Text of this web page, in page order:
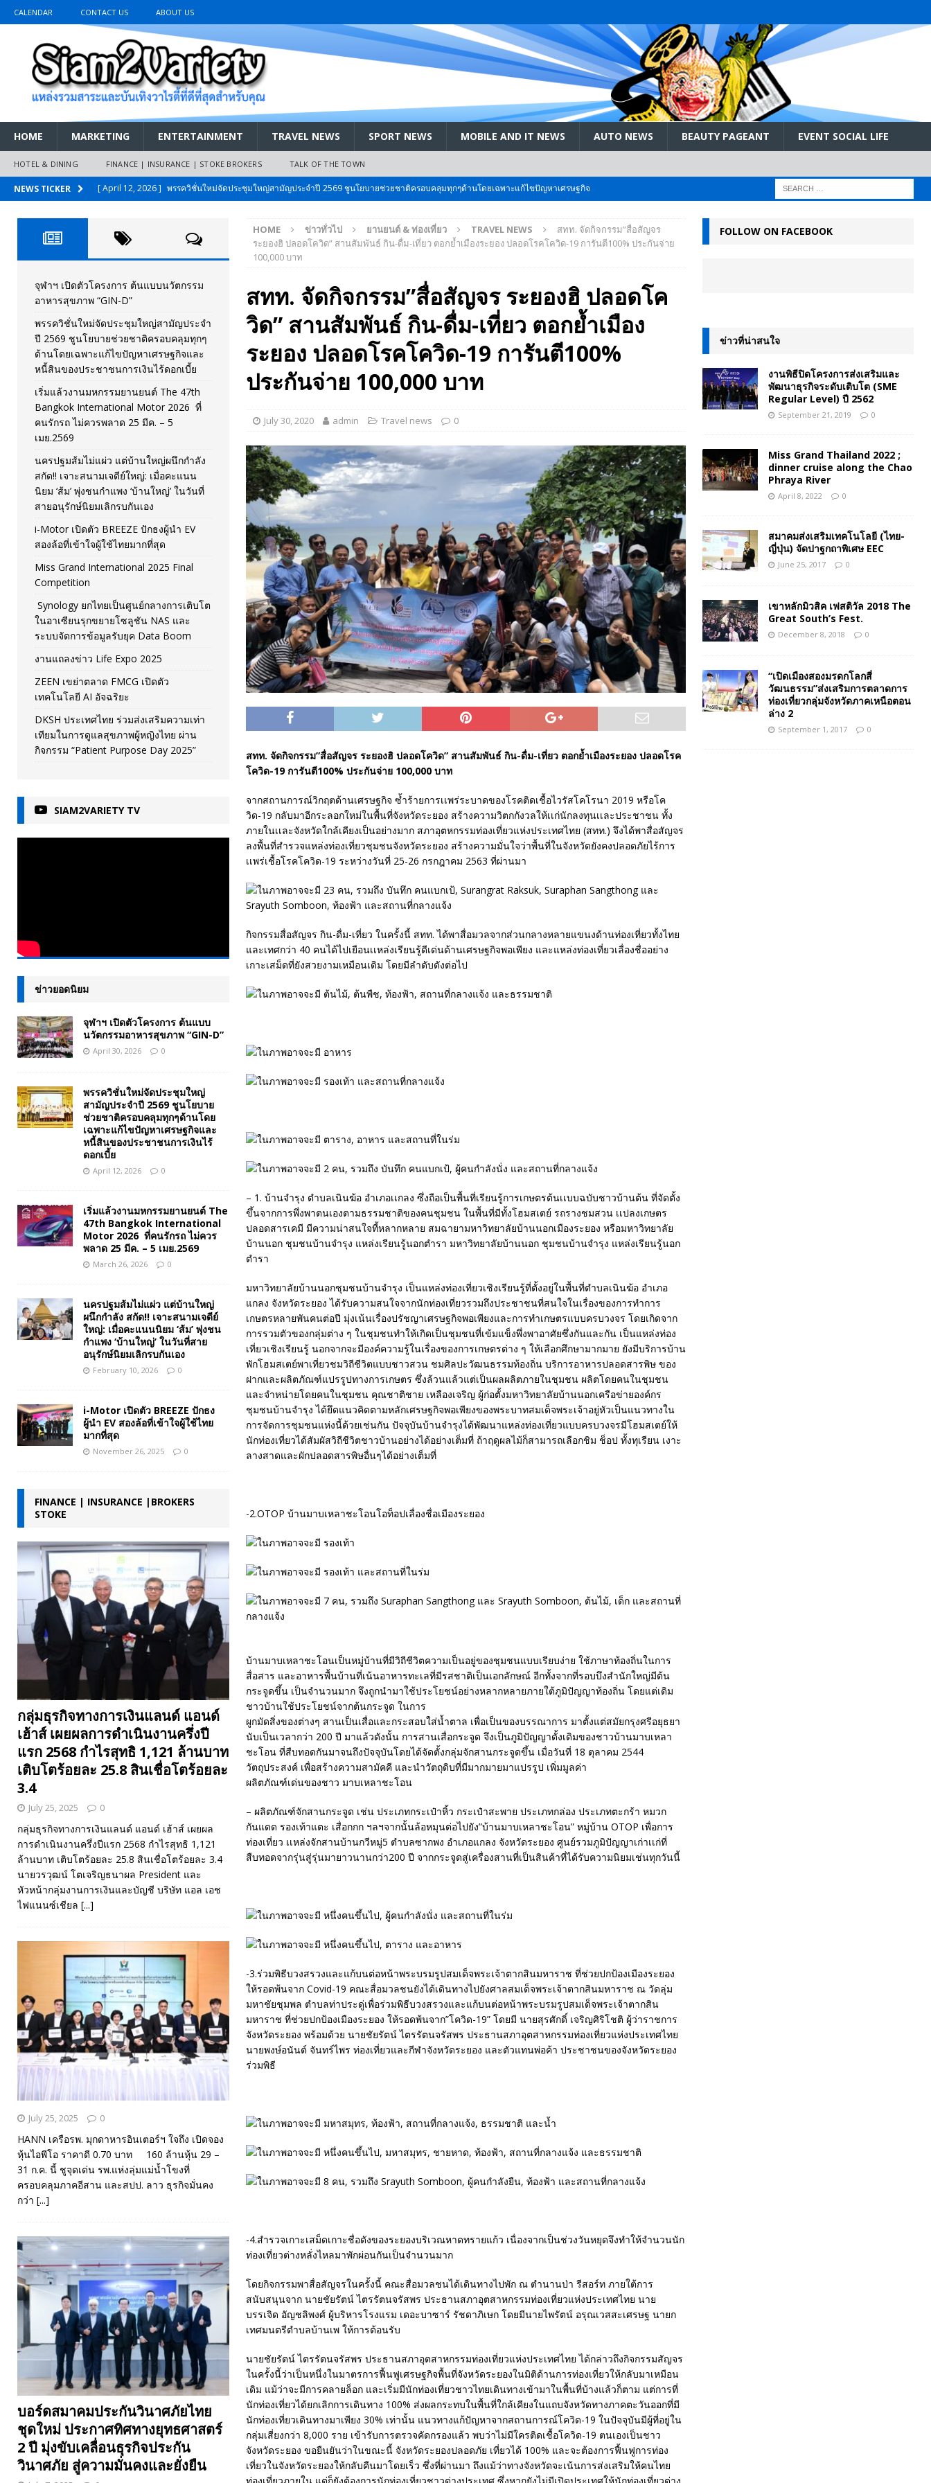
CALENDAR CONTACT US ABOUT US
HOME MARKETING ENTERTAINMENT TRAVEL NEWS SPORT NEWS MOBILE AND IT NEWS AUTO NEWS BEAUTY PAGEANT EVENT SOCIAL LIFE
HOTEL & DINING FINANCE | INSURANCE | STOKE BROKERS TALK OF THE TOWN
NEWS TICKER [ April 12, 2026 ] พรรควิชั่นใหม่จัดประชุมใหญ่สามัญประจำปี 2569 ชูนโยบายช่วยชาติครอบคลุมทุกๆด้านโดยเฉพาะแก้ไขปัญหาเศรษฐกิจ
[ March 26, 2026 ]
เริ่มแล้วงานมหกรรมยานยนต์ The 47th Bangkok International Motor 2026 ที่คนรักรถ ไม่ควรพลาด 25 มีค. – 5
เมย.2569
AUTO NEWS
[ February 10, 2026 ] นครปฐมส้มไม่แผ่ว แต่บ้านใหญ่ผนึกกำลัง สกัด!! เจาะสนามเจดีย์ใหญ่: เมื่อคะแนนนิยม ‘ส้ม’ พุ่งชนกำแพง ‘บ้านใหญ่’ ใน
วันที่สายอนุรักษ์นิยมเลิกรบกันเอง
PR NEWS
[ November 26, 2025 ] i-Motor เปิดตัว BREEZE ปักธงผู้นำ EV สองล้อที่เข้าใจผู้ใช้ไทยมากที่สุด
AUTO NEWS
[ April 30, 2026 ] จุฬาฯ เปิดตัวโครงการ ต้นแบบนวัตกรรมอาหารสุขภาพ “GIN-D” EVENT SOCIAL LIFE
HOME ข่าวทั่วไป ยานยนต์ & ท่องเที่ยว TRAVEL NEWS
สทท. จัดกิจกรรม”สื่อสัญจร
ระยองฮิ ปลอดโควิด” สานสัมพันธ์ กิน-ดื่ม-เที่ยว ตอกย้ำเมืองระยอง ปลอดโรคโควิด-19 การันตี100% ประกันจ่าย
100,000 บาท
สทท. จัดกิจกรรม”สื่อสัญจร ระยองฮิ ปลอดโค
วิด” สานสัมพันธ์ กิน-ดื่ม-เที่ยว ตอกย้ำเมือง
ระยอง ปลอดโรคโควิด-19 การันตี100%
ประกันจ่าย 100,000 บาท
July 30, 2020 admin Travel news 0
สทท. จัดกิจกรรม”สื่อสัญจร ระยองฮิ ปลอดโควิด” สานสัมพันธ์ กิน-ดื่ม-เที่ยว ตอกย้ำเมืองระยอง ปลอดโรค
โควิด-19 การันตี100% ประกันจ่าย 100,000 บาท
จากสถานการณ์วิกฤตด้านเศรษฐกิจ ซ้ำร้ายการเเพร่ระบาดของโรคติดเชื้อไวรัสโคโรนา 2019 หรือโค
วิด-19 กลับมาอีกระลอกใหม่ในพื้นที่จังหวัดระยอง สร้างความวิตกกังวลให้เเก่นักลงทุนเเละประชาชน ทั้ง
ภายในเเละจังหวัดใกล้เคียงเป็นอย่างมาก สภาอุตหกรรมท่องเที่ยวแห่งประเทศไทย (สทท.) จึงได้พาสื่อสัญจร
ลงพื้นที่สำรวจแหล่งท่องเที่ยวชุมชนจังหวัดระยอง สร้างความมั่นใจว่าพื้นที่ในจังหวัดยังคงปลอดภัยไร้การ
เเพร่เชื้อโรคโควิด-19 ระหว่างวันที่ 25-26 กรกฎาคม 2563 ที่ผ่านมา
กิจกรรมสื่อสัญจร กิน-ดื่ม-เที่ยว ในครั้งนี้ สทท. ได้พาสื่อมวลจากส่วนกลางหลายแขนงด้านท่องเที่ยวทั้งไทย
และเทศกว่า 40 คนได้ไปเยือนเเหล่งเรียนรู้ดีเด่นด้านเศรษฐกิจพอเพียง และแหล่งท่องเที่ยวเลื่องชื่ออย่าง
เกาะเสม็ดที่ยังสวยงามเหมือนเดิม โดยมีลำดับดังต่อไป
– 1. บ้านจำรุง ตำบลเนินฆ้อ อำเภอเเกลง ซึ่งถือเป็นพื้นที่เรียนรู้การเกษตรต้นเเบบฉบับชาวบ้านต้น ที่จัดตั้ง
ขึ้นจากการพึ่งพาตนเองตามธรรมชาติของคนชุมชน ในพื้นที่มีทั้งโฮมสเตย์ รถรางชมสวน เเปลงเกษตร
ปลอดสารเคมี มีความน่าสนใจที้หลากหลาย สมฉายามหาวิทยาลัยบ้านนอกเมืองระยอง หรือมหาวิทยาลัย
บ้านนอก ชุมชนบ้านจำรุง แหล่งเรียนรู้นอกตำรา มหาวิทยาลัยบ้านนอก ชุมชนบ้านจำรุง แหล่งเรียนรู้นอก
ตำรา
มหาวิทยาลัยบ้านนอกชุมชนบ้านจำรุง เป็นแหล่งท่องเที่ยวเชิงเรียนรู้ที่ตั้งอยู่ในพื้นที่ตำบลเนินฆ้อ อำเภอ
แกลง จังหวัดระยอง ได้รับความสนใจจากนักท่องเที่ยวรวมถึงประชาชนที่สนใจในเรื่องของการทำการ
เกษตรหลายพันคนต่อปี มุ่งเน้นเรื่องปรัชญาเศรษฐกิจพอเพียงและการทำเกษตรแบบครบวงจร โดยเกิดจาก
การรวมตัวของกลุ่มต่าง ๆ ในชุมชนทำให้เกิดเป็นชุมชนที่เข้มแข็งพึ่งพาอาศัยซึ่งกันและกัน เป็นแหล่งท่อง
เที่ยวเชิงเรียนรู้ นอกจากจะมีองค์ความรู้ในเรื่องของการเกษตรต่าง ๆ ให้เลือกศึกษามากมาย ยังมีบริการบ้าน
พักโฮมสเตย์พาเที่ยวชมวิถีชีวิตแบบชาวสวน ชมศิลปะวัฒนธรรมท้องถิ่น บริการอาหารปลอดสารพิษ ของ
ฝากและผลิตภัณฑ์แปรรูปทางการเกษตร ซึ่งล้วนแล้วแต่เป็นผลผลิตภายในชุมชน ผลิตโดยคนในชุมชน
และจำหน่ายโดยคนในชุมชน คุณชาติชาย เหลืองเจริญ ผู้ก่อตั้งมหาวิทยาลัยบ้านนอกเครือข่ายองค์กร
ชุมชนบ้านจำรุง ได้ยึดแนวคิดตามหลักเศรษฐกิจพอเพียงของพระบาทสมเด็จพระเจ้าอยู่หัวเป็นแนวทางใน
การจัดการชุมชนแห่งนี้ด้วยเช่นกัน ปัจจุบันบ้านจำรุงได้พัฒนาแหล่งท่องเที่ยวแบบครบวงจรมีโฮมสเตย์ให้
นักท่องเที่ยวได้สัมผัสวิถีชีวิตชาวบ้านอย่างได้อย่างเต็มที่ ถ้าฤดูผลไม้ก็สามารถเลือกชิม ช็อป ทั้งทุเรียน เงาะ
ลางสาดและผักปลอดสารพิษอื่นๆได้อย่างเต็มที่
-2.OTOP บ้านมาบเหลาชะโอนโอท็อปเลื่องชื่อเมืองระยอง
บ้านมาบเหลาชะโอนเป็นหมู่บ้านที่มีวิถีชีวิตความเป็นอยู่ของชุมชนแบบเรียบง่าย ใช้ภาษาท้องถิ่นในการ
สื่อสาร และอาหารพื้นบ้านที่เน้นอาหารทะเลที่มีรสชาติเป็นเอกลักษณ์ อีกทั้งจากที่รอบบึงสำนักใหญ่มีต้น
กระจูดขึ้น เป็นจำนวนมาก จึงถูกนำมาใช้ประโยชน์อย่างหลากหลายภายใต้ภูมิปัญญาท้องถิ่น โดยแต่เดิม
ชาวบ้านใช้ประโยชน์จากต้นกระจูด ในการ
ผูกมัดสิ่งของต่างๆ สานเป็นเสื่อและกระสอบใส่น้ำตาล เพื่อเป็นของบรรณาการ มาตั้งแต่สมัยกรุงศรีอยุธยา
นับเป็นเวลากว่า 200 ปี มาแล้วดังนั้น การสานเสื่อกระจูด จึงเป็นภูมิปัญญาดั้งเดิมของชาวบ้านมาบเหลา
ชะโอน ที่สืบทอดกันมาจนถึงปัจจุบันโดยได้จัดตั้งกลุ่มจักสานกระจูดขึ้น เมื่อวันที่ 18 ตุลาคม 2544
วัตถุประสงค์ เพื่อสร้างความสามัคคี และนำวัตถุดิบที่มีมากมายมาแปรรูป เพิ่มมูลค่า
ผลิตภัณฑ์เด่นของชาว มาบเหลาชะโอน
– ผลิตภัณฑ์จักสานกระจูด เช่น ประเภทกระเป๋าหิ้ว กระเป๋าสะพาย ประเภทกล่อง ประเภทตะกร้า หมวก
กันแดด รองเท้าแตะ เสื่อกกก ฯลฯจากนั้นล้อหมุนต่อไปยัง”บ้านมาบเหลาชะโอน” หมู่บ้าน OTOP เพื่อการ
ท่องเที่ยว เเหล่งจักสานบ้านกวีหมู่5 ตำบลซากพง อำเภอแกลง จังหวัดระยอง ศูนย์รวมภูมิปัญญาเก่าเเก่ที่
สืบทอดจากรุ่นสู่รุ่นมายาวนานกว่า200 ปี จากกระจูดสู่เครื่องสานที่เป็นสินค้าที่ได้รับความนิยมเช่นทุกวันนี้
-3.ร่วมพิธีบวงสรวงและแก้บนต่อหน้าพระบรมรูปสมเด็จพระเจ้าตากสินมหาราช ที่ช่วยปกป้องเมืองระยอง
ให้รอดพ้นจาก Covid-19 คณะสื่อมวลชนยังได้เดินทางไปยังศาลสมเด็จพระเจ้าตากสินมหาราช ณ วัดลุ่ม
มหาชัยชุมพล ตำบลท่าประดู่เพื่อร่วมพิธีบวงสรวงและแก้บนต่อหน้าพระบรมรูปสมเด็จพระเจ้าตากสิน
มหาราช ที่ช่วยปกป้องเมืองระยอง ให้รอดพ้นจาก”โควิด-19” โดยมี นายสุรศักดิ์ เจริญศิริโชติ ผู้ว่าราชการ
จังหวัดระยอง พร้อมด้วย นายชัยรัตน์ ไตรรัตนจรัสพร ประธานสภาอุตสาหกรรมท่องเที่ยวแห่งประเทศไทย
นายพงษ์อนันต์ จันทร์ไพร ท่องเที่ยวและกีฬาจังหวัดระยอง และตัวแทนพ่อค้า ประชาชนของจังหวัดระยอง
ร่วมพิธี
-4.สำรวจเกาะเสม็ดเกาะชื่อดังของระยองบริเวณหาดทรายแก้ว เนื่องจากเป็นช่วงวันหยุดจึงทำให้จำนวนนัก
ท่องเที่ยวต่างหลั่งไหลมาพักผ่อนกันเป็นจำนวนมาก
โดยกิจกรรมพาสื่อสัญจรในครั้งนี้ คณะสื่อมวลชนได้เดินทางไปพัก ณ ตำนานป่า รีสอร์ท ภายใต้การ
สนับสนุนจาก นายชัยรัตน์ ไตรรัตนจรัสพร ประธานสภาอุตสาหกรรมท่องเที่ยวแห่งประเทศไทย นาย
บรรเจิด อัญชลิพงศ์ ผู้บริหารโรงแรม เดอะบาซาร์ รัชดาภิเษก โดยมีนายไพรัตน์ อรุณเวสสะเศรษฐ นายก
เทศมนตรีตำบลบ้านเพ ให้การต้อนรับ
นายชัยรัตน์ ไตรรัตนจรัสพร ประธานสภาอุตสาหกรรมท่องเที่ยวแห่งประเทศไทย ได้กล่าวถึงกิจกรรมสัญจร
ในครั้งนี้ว่าเป็นหนึ่งในมาตรการฟื้นฟูเศรษฐกิจพื้นที่จังหวัดระยองในมิติด้านการท่องเที่ยวให้กลับมาเหมือน
เดิม แม้ว่าจะมีการคลายล็อก และเริ่มมีนักท่องเที่ยวชาวไทยเดินทางเข้ามาในพื้นที่บ้างแล้วก็ตาม แต่การที่
นักท่องเที่ยวได้ยกเลิกการเดินทาง 100% ส่งผลกระทบในพื้นที่ใกล้เคียงในแถบจังหวัดทางภาคตะวันออกที่มี
นักท่องเที่ยวเดินทางมาเพียง 30% เท่านั้น แนวทางแก้ปัญหาจากสถานการณ์โควิด-19 ในปัจจุบันมีผู้ที่อยู่ใน
กลุ่มเสี่ยงกว่า 8,000 ราย เข้ารับการตรวจคัดกรองแล้ว พบว่าไม่มีใครติดเชื้อโควิด-19 ตนเองเป็นชาว
จังหวัดระยอง ขอยืนยันว่าในขณะนี้ จังหวัดระยองปลอดภัย เที่ยวได้ 100% และจะต้องการฟื้นฟูการท่อง
เที่ยวในจังหวัดระยองให้กลับคืนมาโดยเร็ว ซึ่งที่ผ่านมา ถึงแม้ว่าทางจังหวัดจะเน้นการส่งเสริมให้คนไทย
จุฬาฯ เปิดตัวโครงการ ต้นแบบนวัตกรรม
อาหารสุขภาพ “GIN-D”
พรรควิชั่นใหม่จัดประชุมใหญ่สามัญประจำ
ปี 2569 ชูนโยบายช่วยชาติครอบคลุมทุกๆ
ด้านโดยเฉพาะแก้ไขปัญหาเศรษฐกิจและ
หนี้สินของประชาชนการเงินไร้ดอกเบี้ย
เริ่มแล้วงานมหกรรมยานยนต์ The 47th
Bangkok International Motor 2026 ที่
คนรักรถ ไม่ควรพลาด 25 มีค. – 5
เมย.2569
นครปฐมส้มไม่แผ่ว แต่บ้านใหญ่ผนึกกำลัง
สกัด!! เจาะสนามเจดีย์ใหญ่: เมื่อคะแนน
นิยม ‘ส้ม’ พุ่งชนกำแพง ‘บ้านใหญ่’ ในวันที่
สายอนุรักษ์นิยมเลิกรบกันเอง
i-Motor เปิดตัว BREEZE ปักธงผู้นำ EV
สองล้อที่เข้าใจผู้ใช้ไทยมากที่สุด
Miss Grand International 2025 Final
Competition
Synology ยกไทยเป็นศูนย์กลางการเติบโต
ในอาเซียนรุกขยายโซลูชัน NAS และ
ระบบจัดการข้อมูลรับยุค Data Boom
งานแถลงข่าว Life Expo 2025
ZEEN เขย่าตลาด FMCG เปิดตัว
เทคโนโลยี AI อัจฉริยะ
DKSH ประเทศไทย ร่วมส่งเสริมความเท่า
เทียมในการดูแลสุขภาพผู้หญิงไทย ผ่าน
กิจกรรม “Patient Purpose Day 2025”
SIAM2VARIETY TV
ข่าวยอดนิยม
จุฬาฯ เปิดตัวโครงการ ต้นแบบ
นวัตกรรมอาหารสุขภาพ “GIN-D”
April 30, 2026 0
พรรควิชั่นใหม่จัดประชุมใหญ่
สามัญประจำปี 2569 ชูนโยบาย
ช่วยชาติครอบคลุมทุกๆด้านโดย
เฉพาะแก้ไขปัญหาเศรษฐกิจและ
หนี้สินของประชาชนการเงินไร้
ดอกเบี้ย
April 12, 2026 0
เริ่มแล้วงานมหกรรมยานยนต์ The
47th Bangkok International
Motor 2026 ที่คนรักรถ ไม่ควร
พลาด 25 มีค. – 5 เมย.2569
March 26, 2026 0
นครปฐมส้มไม่แผ่ว แต่บ้านใหญ่
ผนึกกำลัง สกัด!! เจาะสนามเจดีย์
ใหญ่: เมื่อคะแนนนิยม ‘ส้ม’ พุ่งชน
กำแพง ‘บ้านใหญ่’ ในวันที่สาย
อนุรักษ์นิยมเลิกรบกันเอง
February 10, 2026 0
i-Motor เปิดตัว BREEZE ปักธง
ผู้นำ EV สองล้อที่เข้าใจผู้ใช้ไทย
มากที่สุด
November 26, 2025 0
FINANCE | INSURANCE |BROKERS
STOKE
กลุ่มธุรกิจทางการเงินแลนด์ แอนด์
เฮ้าส์ เผยผลการดำเนินงานครึ่งปี
แรก 2568 กำไรสุทธิ 1,121 ล้านบาท
เติบโตร้อยละ 25.8 สินเชื่อโตร้อยละ
3.4
July 25, 2025 0
กลุ่มธุรกิจทางการเงินแลนด์ แอนด์ เฮ้าส์ เผยผล
การดำเนินงานครึ่งปีแรก 2568 กำไรสุทธิ 1,121
ล้านบาท เติบโตร้อยละ 25.8 สินเชื่อโตร้อยละ 3.4
นายวรวุฒน์ โตเจริญธนาผล President และ
หัวหน้ากลุ่มงานการเงินและบัญชี บริษัท แอล เอช
ไฟแนนซ์เชียล [...]
July 25, 2025 0
HANN เครือรพ. มุกดาหารอินเตอร์ฯ ใจถึง เปิดจอง
หุ้นไอพีโอ ราคาดี 0.70 บาท 160 ล้านหุ้น 29 –
31 ก.ค. นี้ ชูจุดเด่น รพ.แห่งลุ่มแม่น้ำโขงที่
ครอบคลุมภาคอีสาน และสปป. ลาว ธุรกิจมั่นคง
กว่า [...]
บอร์ดสมาคมประกันวินาศภัยไทย
ชุดใหม่ ประกาศทิศทางยุทธศาสตร์
2 ปี มุ่งขับเคลื่อนธุรกิจประกัน
วินาศภัย สู่ความมั่นคงและยั่งยืน
FOLLOW ON FACEBOOK
ข่าวที่น่าสนใจ
งานพิธีปิดโครงการส่งเสริมและ
พัฒนาธุรกิจระดับเติบโต (SME
Regular Level) ปี 2562
September 21, 2019 0
Miss Grand Thailand 2022 ;
dinner cruise along the Chao
Phraya River
April 8, 2022 0
สมาคมส่งเสริมเทคโนโลยี (ไทย-
ญี่ปุ่น) จัดปาฐกถาพิเศษ EEC
June 25, 2017 0
เขาหลักมิวสิค เฟสติวัล 2018 The
Great South’s Fest.
December 8, 2018 0
“เปิดเมืองสองมรดกโลกสี่
วัฒนธรรม”ส่งเสริมการตลาดการ
ท่องเที่ยวกลุ่มจังหวัดภาคเหนือตอน
ล่าง 2
September 1, 2017 0